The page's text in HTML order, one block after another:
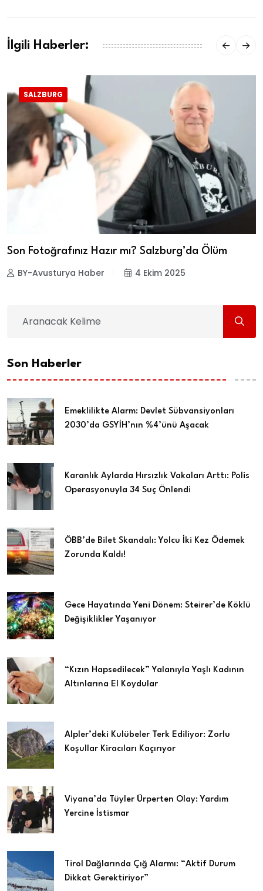
İlgili Haberler:
SALZBURG
Son Fotoğrafınız Hazır mı? Salzburg’da Ölüm
BY-Avusturya Haber 4 Ekim 2025
Son Haberler
Emeklilikte Alarm: Devlet Sübvansiyonları
2030’da GSYİH’nın %4’ünü Aşacak
Karanlık Aylarda Hırsızlık Vakaları Arttı: Polis
Operasyonuyla 34 Suç Önlendi
ÖBB’de Bilet Skandalı: Yolcu İki Kez Ödemek
Zorunda Kaldı!
Gece Hayatında Yeni Dönem: Steirer’de Köklü
Değişiklikler Yaşanıyor
“Kızın Hapsedilecek” Yalanıyla Yaşlı Kadının
Altınlarına El Koydular
Alpler’deki Kulübeler Terk Ediliyor: Zorlu
Koşullar Kiracıları Kaçırıyor
Viyana’da Tüyler Ürperten Olay: Yardım
Yercine İstismar
Tirol Dağlarında Çığ Alarmı: “Aktif Durum
Dikkat Gerektiriyor”